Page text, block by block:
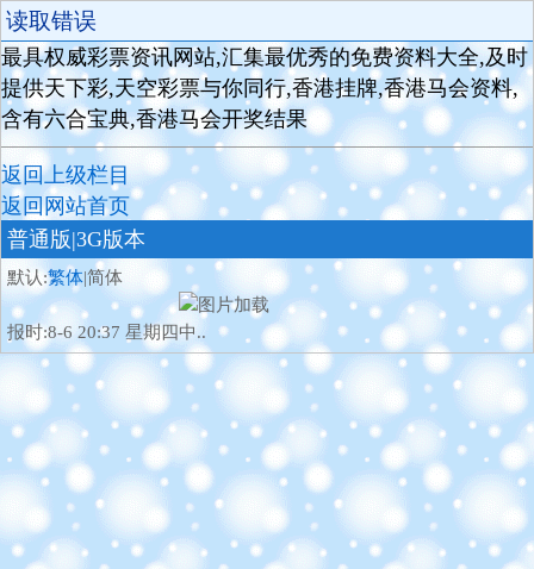
读取错误
最具权威彩票资讯网站,汇集最优秀的免费资料大全,及时
提供天下彩,天空彩票与你同行,香港挂牌,香港马会资料,
含有六合宝典,香港马会开奖结果
返回上级栏目
返回网站首页
普通版|3G版本
默认:繁体|简体
报时:8-6 20:37 星期四